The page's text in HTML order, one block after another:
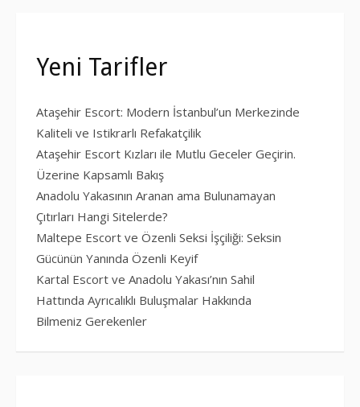
Yeni Tarifler
Ataşehir Escort: Modern İstanbul’un Merkezinde
Kaliteli ve Istikrarlı Refakatçilik
Ataşehir Escort Kızları ile Mutlu Geceler Geçirin.
Üzerine Kapsamlı Bakış
Anadolu Yakasının Aranan ama Bulunamayan
Çıtırları Hangi Sitelerde?
Maltepe Escort ve Özenli Seksi İşçiliği: Seksin
Gücünün Yanında Özenli Keyif
Kartal Escort ve Anadolu Yakası’nın Sahil
Hattında Ayrıcalıklı Buluşmalar Hakkında
Bilmeniz Gerekenler